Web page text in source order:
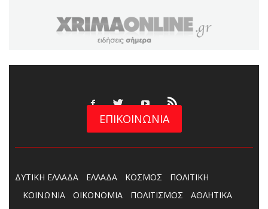
ΕΠΙΚΟΙΝΩΝΙΑ
ΔΥΤΙΚΗ ΕΛΛΑΔΑ ΕΛΛΑΔΑ ΚΟΣΜΟΣ
ΠΟΛΙΤΙΚΗ
ΚΟΙΝΩΝΙΑ
ΟΙΚΟΝΟΜΙΑ ΠΟΛΙΤΙΣΜΟΣ
ΑΘΛΗΤΙΚΑ